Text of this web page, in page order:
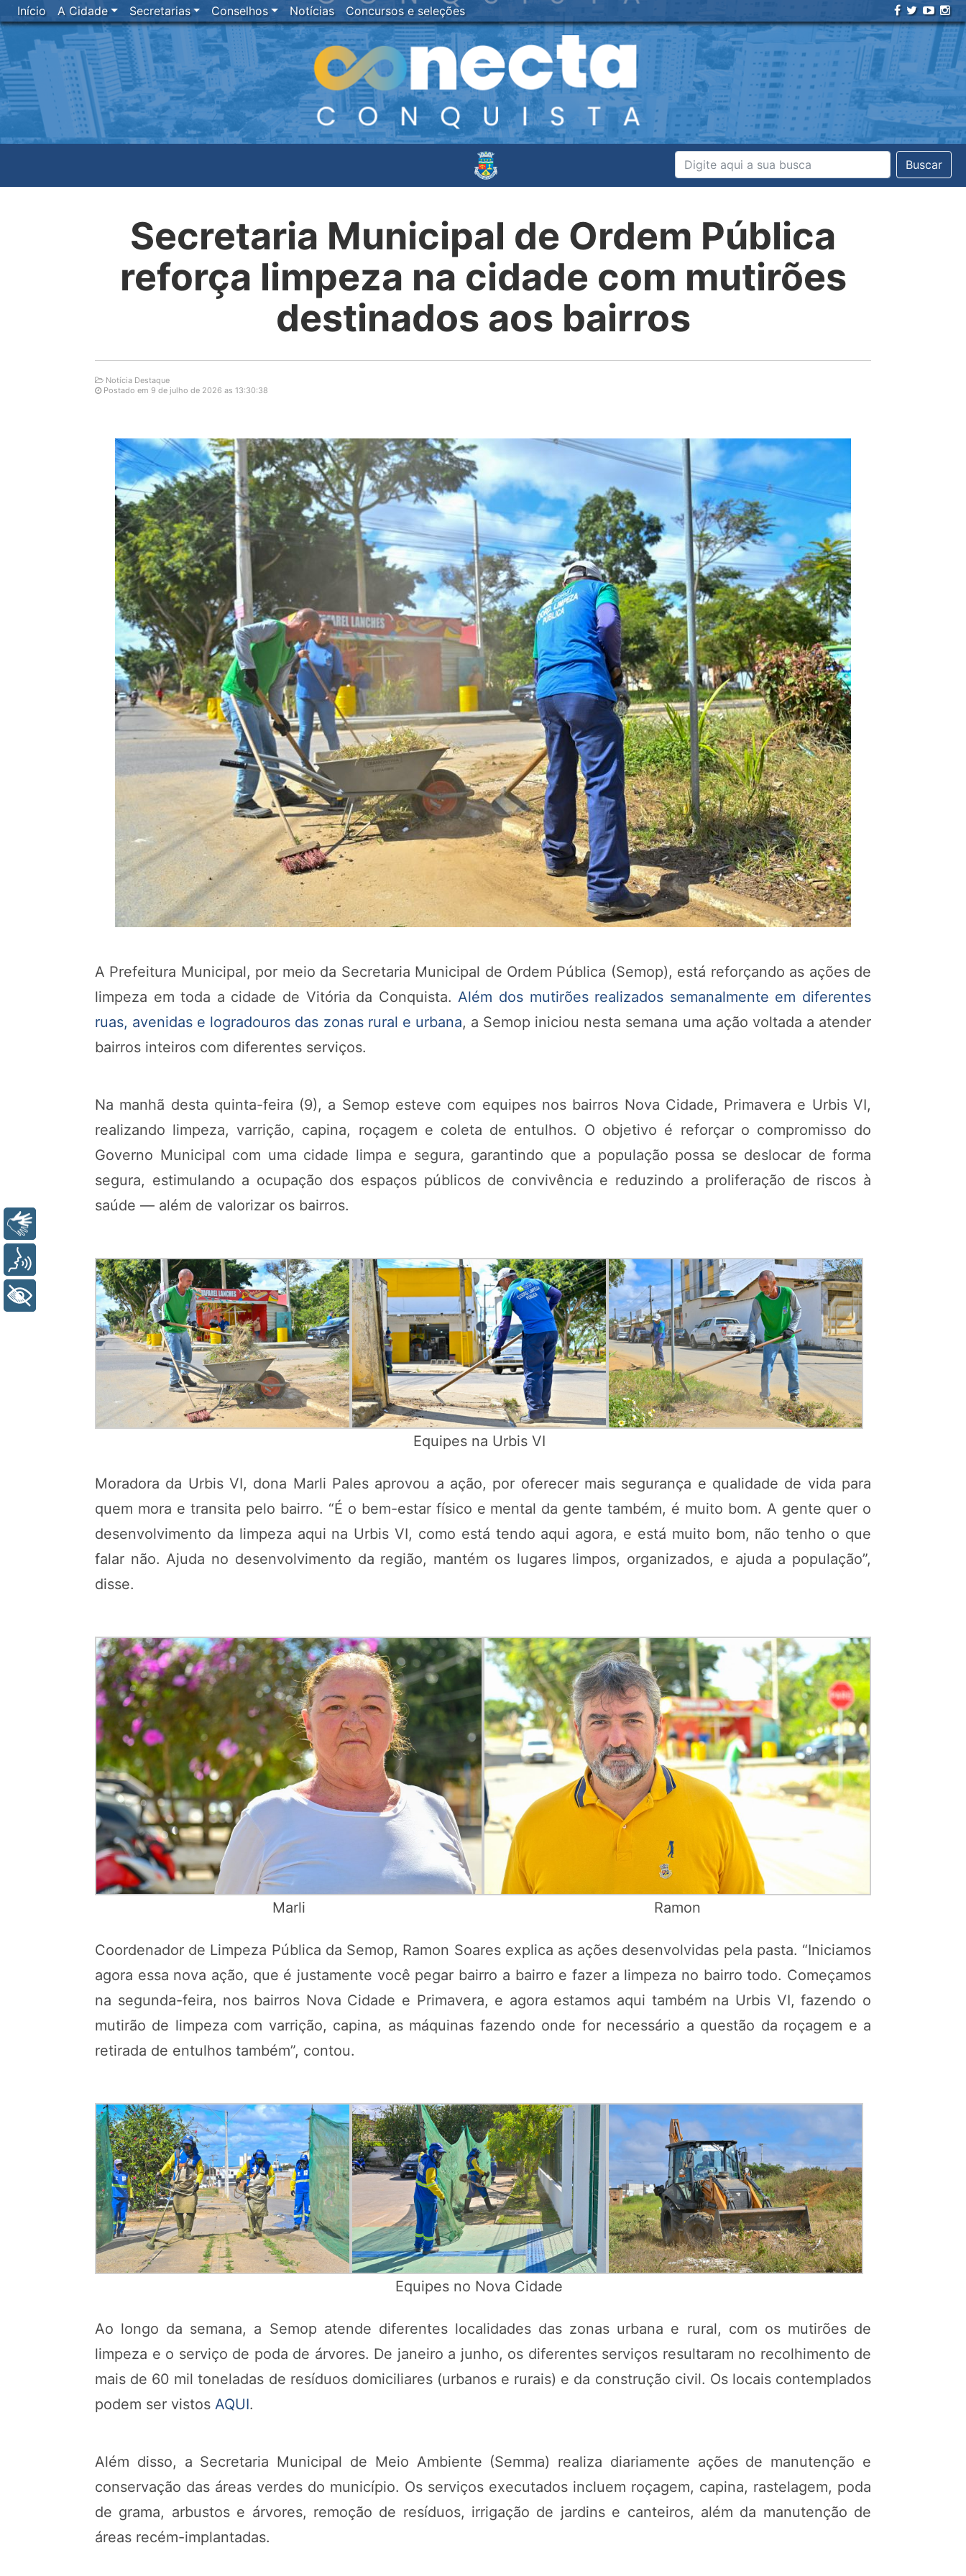
Início A Cidade Secretarias Conselhos Notícias Concursos e seleções
Buscar
Secretaria Municipal de Ordem Pública
reforça limpeza na cidade com mutirões
destinados aos bairros
Notícia Destaque
Postado em 9 de julho de 2026 as 13:30:38
A Prefeitura Municipal, por meio da Secretaria Municipal de Ordem Pública (Semop), está reforçando as ações de
limpeza em toda a cidade de Vitória da Conquista.Além dos mutirões realizados semanalmente em diferentes
ruas, avenidas e logradouros das zonas rural e urbana, a Semop iniciou nesta semana uma ação voltada a atender
bairros inteiros com diferentes serviços.
Na manhã desta quinta-feira (9), a Semop esteve com equipes nos bairros Nova Cidade, Primavera e Urbis VI,
realizando limpeza, varrição, capina, roçagem e coleta de entulhos. O objetivo é reforçar o compromisso do
Governo Municipal com uma cidade limpa e segura, garantindo que a população possa se deslocar de forma
segura, estimulando a ocupação dos espaços públicos de convivência e reduzindo a proliferação de riscos à
saúde — além de valorizar os bairros.
Equipes na Urbis VI
Moradora da Urbis VI, dona Marli Pales aprovou a ação, por oferecer mais segurança e qualidade de vida para
quem mora e transita pelo bairro. “É o bem-estar físico e mental da gente também, é muito bom. A gente quer o
desenvolvimento da limpeza aqui na Urbis VI, como está tendo aqui agora, e está muito bom, não tenho o que
falar não. Ajuda no desenvolvimento da região, mantém os lugares limpos, organizados, e ajuda a população”,
disse.
Marli Ramon
Coordenador de Limpeza Pública da Semop, Ramon Soares explica as ações desenvolvidas pela pasta. “Iniciamos
agora essa nova ação, que é justamente você pegar bairro a bairro e fazer a limpeza no bairro todo. Começamos
na segunda-feira, nos bairros Nova Cidade e Primavera, e agora estamos aqui também na Urbis VI, fazendo o
mutirão de limpeza com varrição, capina, as máquinas fazendo onde for necessário a questão da roçagem e a
retirada de entulhos também”, contou.
Equipes no Nova Cidade
Ao longo da semana, a Semop atende diferentes localidades das zonas urbana e rural, com os mutirões de
limpeza e o serviço de poda de árvores. De janeiro a junho, os diferentes serviços resultaram no recolhimento de
mais de 60 mil toneladas de resíduos domiciliares (urbanos e rurais) e da construção civil. Os locais contemplados
podem ser vistos AQUI.
Além disso, a Secretaria Municipal de Meio Ambiente (Semma) realiza diariamente ações de manutenção e
conservação das áreas verdes do município. Os serviços executados incluem roçagem, capina, rastelagem, poda
de grama, arbustos e árvores, remoção de resíduos, irrigação de jardins e canteiros, além da manutenção de
áreas recém-implantadas.
+ Acessibilidade